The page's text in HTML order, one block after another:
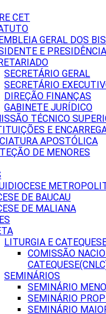
CET
GERAL DOS
E PRESIDÊNCIA
SECRETÁRIO GERAL
SECRETÁRIO
DIREÇÃO FINANÇAS
GABINETE JURÍDICO
TÉCNICO
E
APOSTÓLICA
DE MENORES
DE BAUCAU
DE MALIANA
LITURGIA E
COMISSÃO
SEMINÁRIOS
SEMINÁRIO
SEMINÁRIO
SEMINÁRIO